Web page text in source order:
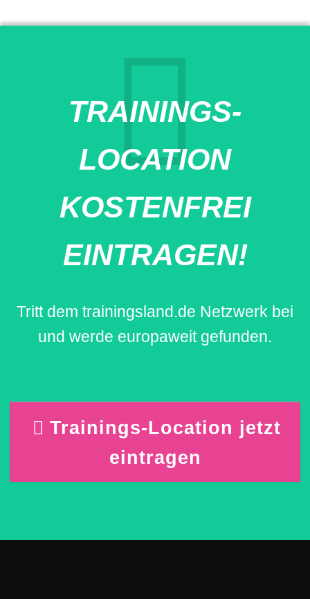
TRAININGS-
LOCATION
KOSTENFREI
EINTRAGEN!
Tritt dem trainingsland.de Netzwerk bei
und werde europaweit gefunden.
Trainings-Location jetzt
eintragen